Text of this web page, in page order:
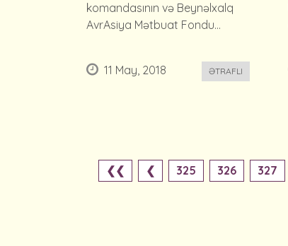
komandasının və Beynəlxalq
AvrAsiya Mətbuat Fondu...
11 May, 2018 ƏTRAFLI
❮❮ ❮ 325 326 327